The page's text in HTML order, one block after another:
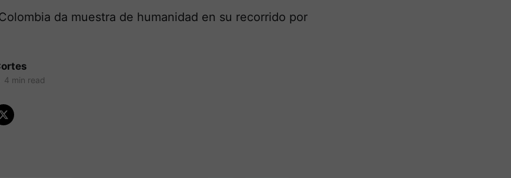
da muestra de humanidad en su recorrido por
4 min read